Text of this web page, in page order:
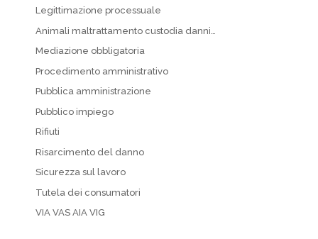
Legittimazione processuale
Animali maltrattamento custodia danni…
Mediazione obbligatoria
Procedimento amministrativo
Pubblica amministrazione
Pubblico impiego
Rifiuti
Risarcimento del danno
Sicurezza sul lavoro
Tutela dei consumatori
VIA VAS AIA VIG